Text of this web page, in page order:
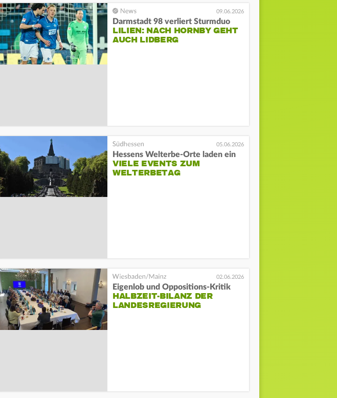
09.06.2026
Darmstadt 98 verliert Sturmduo
LILIEN: NACH HORNBY GEHT
AUCH LIDBERG
05.06.2026
Hessens Welterbe-Orte laden ein
VIELE EVENTS ZUM
WELTERBETAG
02.06.2026
Eigenlob und Oppositions-Kritik
HALBZEIT-BILANZ DER
LANDESREGIERUNG